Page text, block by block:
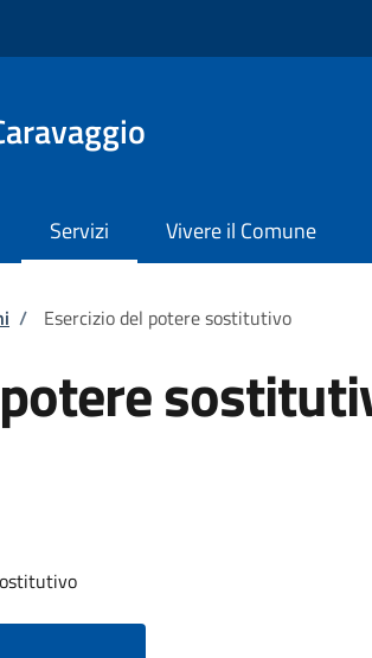
Servizi Vivere il Comune
/ Esercizio del potere sostitutivo